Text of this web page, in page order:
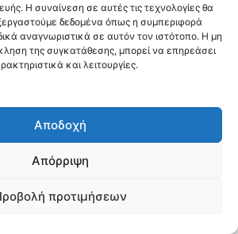
Η συναίνεση σε αυτές τις τεχνολογίες θα
δεδομένα όπως η συμπεριφορά
αναγνωριστικά σε αυτόν τον ιστότοπο. Η μη
της συγκατάθεσης, μπορεί να επηρεάσει
και λειτουργίες.
Αποδοχή
Απόρριψη
προτιμήσεων